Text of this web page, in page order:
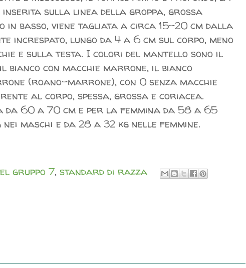
inserita sulla linea della groppa, grossa
basso, viene tagliata a circa 15-20 cm dalla
increspato, lungo da 4 a 6 cm sul corpo, meno
e sulla testa. I colori del mantello sono il
bianco con macchie marrone, il bianco
(roano-marrone), con 0 senza macchie
al corpo, spessa, grossa e coriacea.
60 a 70 cm e per la femmina da 58 a 65
maschi e da 28 a 32 kg nelle femmine.
gruppo 7, standard di razza